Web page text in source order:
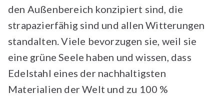
den Außenbereich konzipiert sind, die
strapazierfähig sind und allen Witterungen
standalten. Viele bevorzugen sie, weil sie
eine grüne Seele haben und wissen, dass
Edelstahl eines der nachhaltigsten
Materialien der Welt und zu 100 %